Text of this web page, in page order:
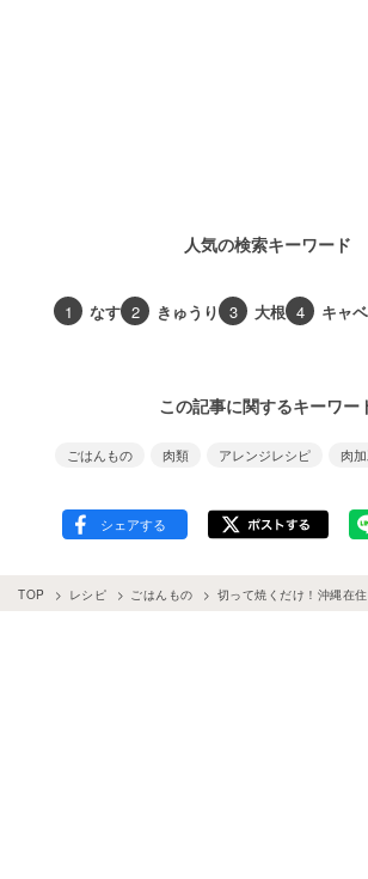
人気の検索キーワード
1 なす 2 きゅうり 3 大根 4 キャ
この記事に関するキーワー
ごはんもの 肉類 アレンジレシピ 肉
TOP レシピ ごはんもの 切って焼くだけ！沖縄在